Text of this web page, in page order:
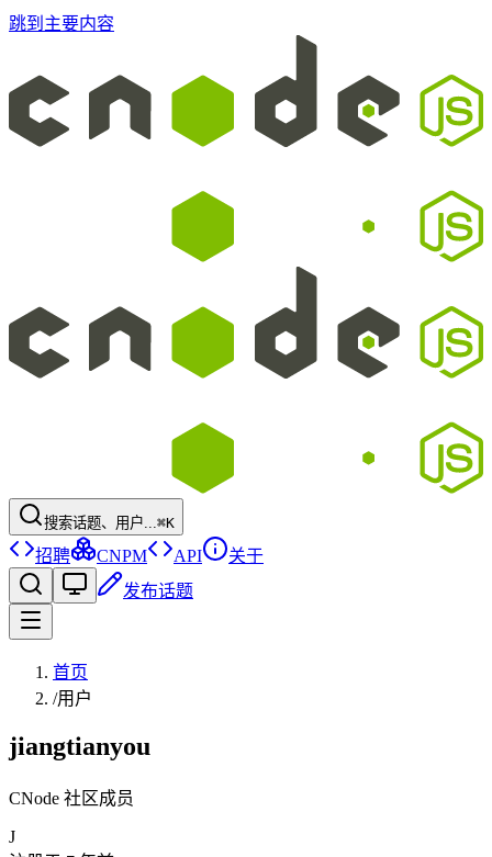
跳到主要内容
搜索话题、用户...⌘K
招聘 CNPM API
关于
发布话题
首页
/用户
jiangtianyou
CNode 社区成员
J